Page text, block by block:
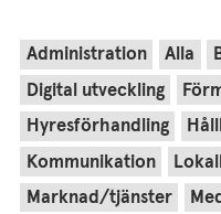
Administration Alla
Digital utveckling
Hyresförhandling
Kommunikation
Marknad/tjänster